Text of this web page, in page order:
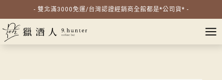
- 雙北滿3000免運/台灣認證經銷商全館都是*公司貨* -